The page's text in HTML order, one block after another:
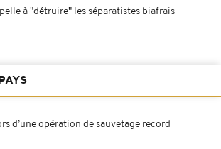
à "détruire" les séparatistes biafrais
d’une opération de sauvetage record